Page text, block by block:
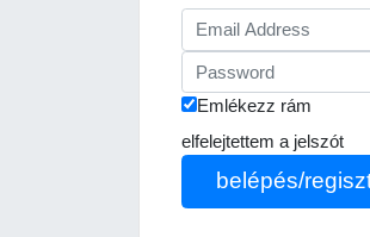
Emlékezz rám
elfelejtettem a jelszót
belépés/